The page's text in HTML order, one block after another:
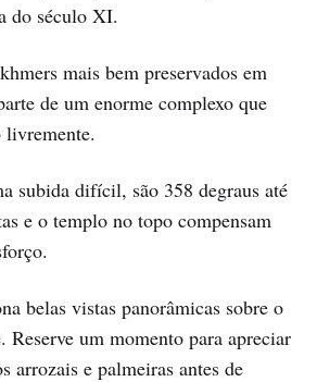
do século XI.
mais bem preservados em
de um enorme complexo que
livremente.
subida difícil, são 358 degraus até
e o templo no topo compensam
belas vistas panorâmicas sobre o
Reserve um momento para apreciar
arrozais e palmeiras antes de